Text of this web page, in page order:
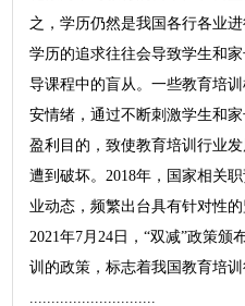
之，学历仍然是我国各行各业
学历的追求往往会导致学生和
导课程中的盲从。一些教育培
安情绪，通过不断刺激学生和
盈利目的，致使教育培训行业
遭到破坏。2018年，国家相关
业动态，频繁出台具有针对性
2021年7月24日，“双减”政策
训的政策，标志着我国教育培训